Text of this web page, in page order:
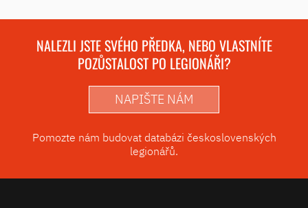
NALEZLI JSTE SVÉHO PŘEDKA, NEBO VLASTNÍTE
POZŮSTALOST PO LEGIONÁŘI?
NAPIŠTE NÁM
Pomozte nám budovat databázi československých
legionářů.